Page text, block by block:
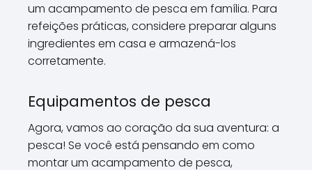
um acampamento de pesca em família. Para
refeições práticas, considere preparar alguns
ingredientes em casa e armazená-los
corretamente.
Equipamentos de pesca
Agora, vamos ao coração da sua aventura: a
pesca! Se você está pensando em como
montar um acampamento de pesca,